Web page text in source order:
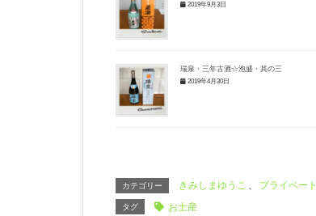
2019年9月3日
瑞泉・三年古酒☆泡盛・其の三
2019年4月30日
カテゴリー きみしまゆうこ プライベート
タグ お土産